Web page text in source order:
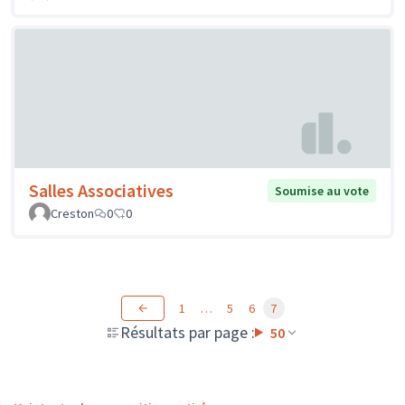
Salles Associatives
Soumise au vote
Creston
0 0
Résultats par page : 50
1 … 5 6 7